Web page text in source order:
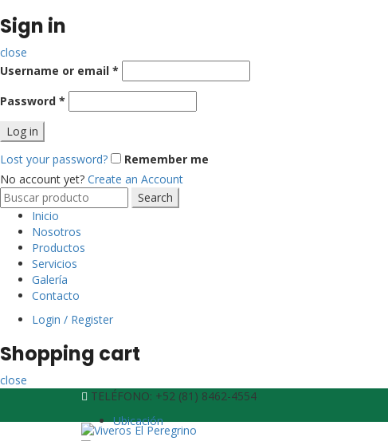
Sign in
close
Username or email *
Password *
Log in
Lost your password?
Remember me
No account yet? Create an Account
Search
for:
Search
Inicio
Nosotros
Productos
Servicios
Galería
Contacto
Login / Register
Shopping cart
close
TELÉFONO: +52 (81) 8462-4554
Ubicación